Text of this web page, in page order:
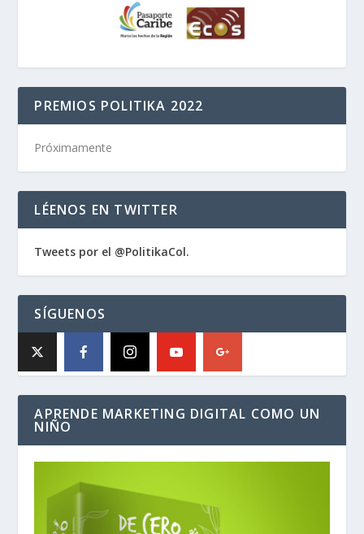
PREMIOS POLITIKA 2022
Próximamente
LÉENOS EN TWITTER
Tweets por el @PolitikaCol.
SÍGUENOS
APRENDE MARKETING DIGITAL COMO UN
NIÑO